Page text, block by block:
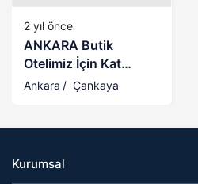
2 yıl önce
ANKARA Butik
Otelimiz İçin Kat
Görevlisi TEMİZLİK
Ankara Çankaya
Kurumsal